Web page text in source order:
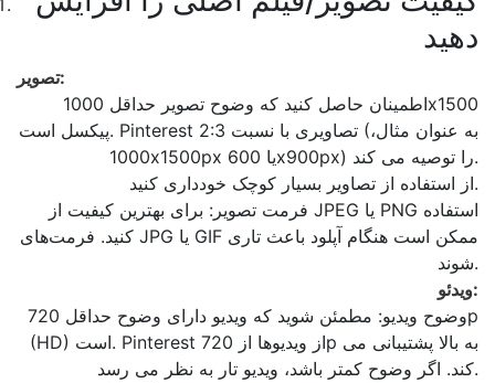
دهید
تصویر:
اطمینان حاصل کنید که وضوح تصویر حداقل 1000x1500
پیکسل است. Pinterest تصاویری با نسبت 2:3 (به عنوان مثال،
1000x1500px یا 600x900px) را توصیه می کند.
از استفاده از تصاویر بسیار کوچک خودداری کنید.
فرمت تصویر: برای بهترین کیفیت از JPEG یا PNG استفاده
کنید. فرمت‌های JPG یا GIF ممکن است هنگام آپلود باعث تاری
شوند.
ویدئو:
وضوح ویدیو: مطمئن شوید که ویدیو دارای وضوح حداقل 720p
(HD) است. Pinterest از ویدیوها از 720p به بالا پشتیبانی می
کند. اگر وضوح کمتر باشد، ویدیو تار به نظر می رسد.